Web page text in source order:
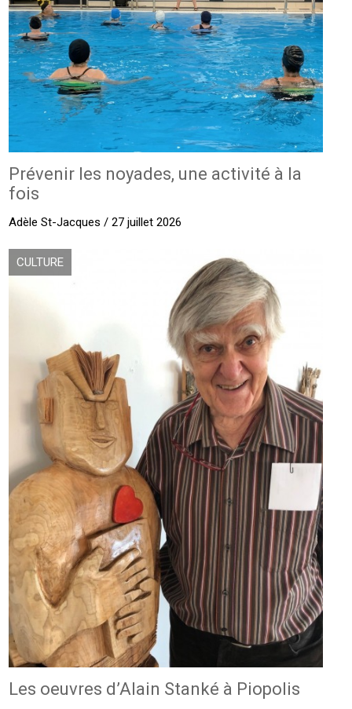
Prévenir les noyades, une activité à la
fois
Adèle St-Jacques / 27 juillet 2026
CULTURE
Les oeuvres d’Alain Stanké à Piopolis